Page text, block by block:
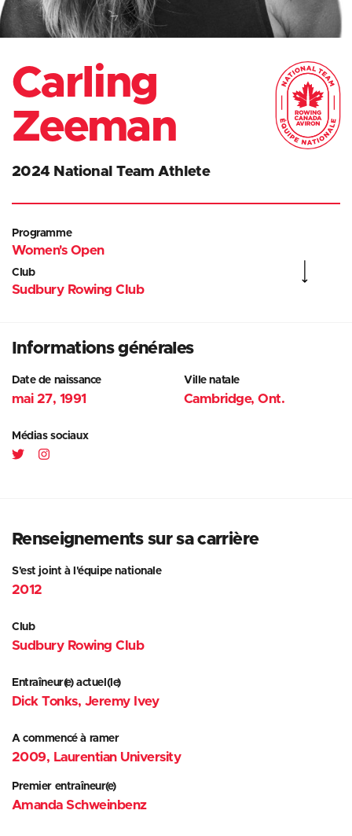
Carling
Zeeman
2024 National Team Athlete
Programme
Women's Open
Club
Sudbury Rowing Club
Informations générales
Date de naissance
mai 27, 1991
Ville natale
Cambridge, Ont.
Médias sociaux
Renseignements sur sa carrière
S'est joint à l'équipe nationale
2012
Club
Sudbury Rowing Club
Entraîneur(e) actuel(le)
Dick Tonks, Jeremy Ivey
A commencé à ramer
2009, Laurentian University
Premier entraîneur(e)
Amanda Schweinbenz